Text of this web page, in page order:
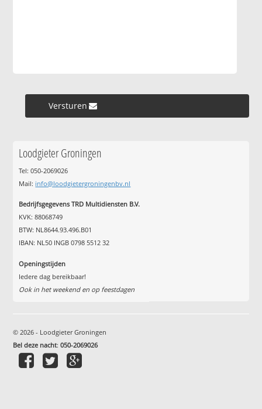
Versturen »
Loodgieter Groningen
Tel: 050-2069026
Mail: info@loodgietergroningenbv.nl
Bedrijfsgegevens TRD Multidiensten B.V.
KVK: 88068749
BTW: NL8644.93.496.B01
IBAN: NL50 INGB 0798 5512 32
Openingstijden
Iedere dag bereikbaar!
Ook in het weekend en op feestdagen
© 2026 - Loodgieter Groningen
Bel deze nacht:050-2069026